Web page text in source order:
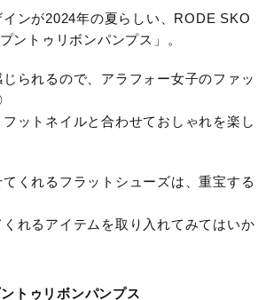
ンが2024年の夏らしい、RODE SKO
ントゥリボンパンプス」。
られるので、アラフォー女子のファッ
ットネイルと合わせておしゃれを楽し
くれるフラットシューズは、重宝する
れるアイテムを取り入れてみてはいか
トゥリボンパンプス